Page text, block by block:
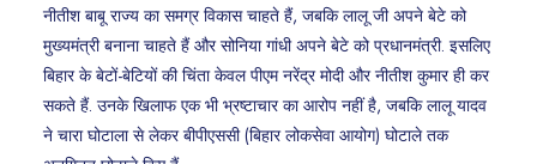
नीतीश बाबू राज्य का समग्र विकास चाहते हैं, जबकि लालू जी अपने बेटे को
मुख्यमंत्री बनाना चाहते हैं और सोनिया गांधी अपने बेटे को प्रधानमंत्री. इसलिए
बिहार के बेटों-बेटियों की चिंता केवल पीएम नरेंद्र मोदी और नीतीश कुमार ही कर
सकते हैं. उनके खिलाफ एक भी भ्रष्टाचार का आरोप नहीं है, जबकि लालू यादव
ने चारा घोटाला से लेकर बीपीएससी (बिहार लोकसेवा आयोग) घोटाले तक